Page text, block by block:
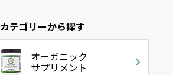
カテゴリーから探す
オーガニック
サプリメント